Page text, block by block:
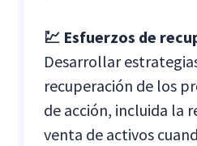
💹 Esfuerzos de
Desarrollar
recuperación de los
de acción, incluida la
venta de activos